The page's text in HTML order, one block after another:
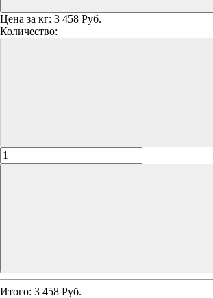
Цена за кг: 3 458 Руб.
Количество:
Итого: 3 458 Руб.